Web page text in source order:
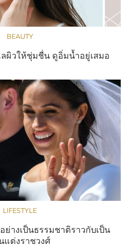
BEAUTY
ผิวให้ชุ่มชื่น ดูอิ่มน้ำอยู่เสมอ
LIFESTYLE
ย่างเป็นธรรมชาติราวกับเป็น